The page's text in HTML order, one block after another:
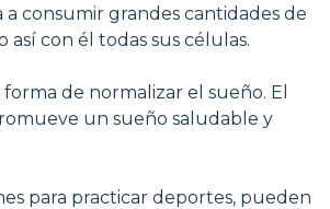
a consumir grandes cantidades de
así con él todas sus células.
de normalizar el sueño. El
un sueño saludable y
para practicar deportes, pueden